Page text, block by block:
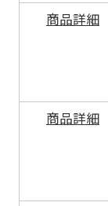
商品詳細
商品詳細